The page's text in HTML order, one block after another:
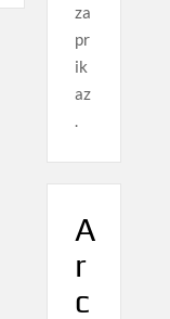
za
pr
ik
az
.
A
r
c